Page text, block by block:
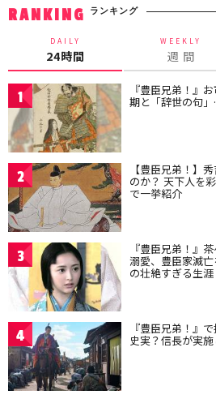
RANKING ランキング
DAILY
24時間
WEEKLY
週 間
1 『豊臣兄弟！』
期と「辞世の句
2 【豊臣兄弟！】
のか？ 天下人を
で一挙紹介
3 『豊臣兄弟！』
溺愛、豊臣家滅
の壮絶すぎる生涯
4 『豊臣兄弟！』
史実？信長が実